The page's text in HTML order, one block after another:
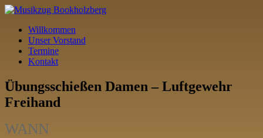
Willkommen
Unser Vorstand
Termine
Kontakt
Übungsschießen Damen – Luftgewehr
Freihand
WANN